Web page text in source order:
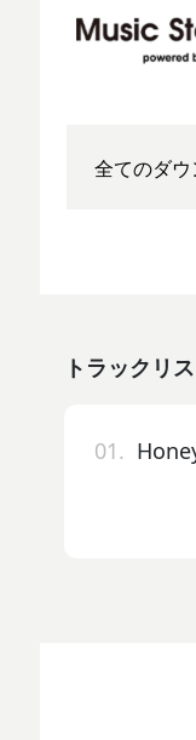
全てのダ
トラックリ
01.